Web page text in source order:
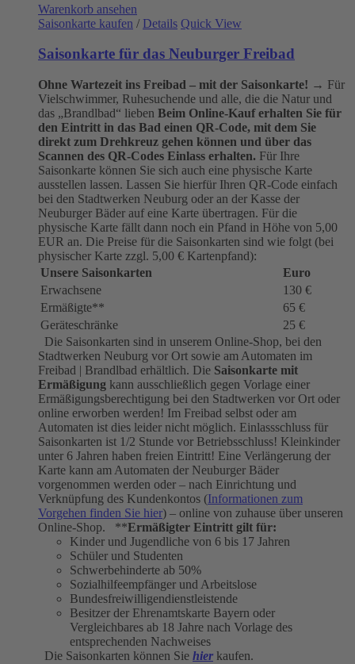
Warenkorb ansehen
Saisonkarte kaufen / Details Quick View
Saisonkarte für das Neuburger Freibad
Ohne Wartezeit ins Freibad – mit der Saisonkarte! → Für
Vielschwimmer, Ruhesuchende und alle, die die Natur und
das „Brandlbad“ lieben Beim Online-Kauf erhalten Sie für
den Eintritt in das Bad einen QR-Code, mit dem Sie
direkt zum Drehkreuz gehen können und über das
Scannen des QR-Codes Einlass erhalten. Für Ihre
Saisonkarte können Sie sich auch eine physische Karte
ausstellen lassen. Lassen Sie hierfür Ihren QR-Code einfach
bei den Stadtwerken Neuburg oder an der Kasse der
Neuburger Bäder auf eine Karte übertragen. Für die
physische Karte fällt dann noch ein Pfand in Höhe von 5,00
EUR an. Die Preise für die Saisonkarten sind wie folgt (bei
physischer Karte zzgl. 5,00 € Kartenpfand):
Unsere Saisonkarten
Euro
Erwachsene
130 €
Ermäßigte**
65 €
Geräteschränke
25 €
Die Saisonkarten sind in unserem Online-Shop, bei den
Stadtwerken Neuburg vor Ort sowie am Automaten im
Freibad | Brandlbad erhältlich. Die Saisonkarte mit
Ermäßigung kann ausschließlich gegen Vorlage einer
Ermäßigungsberechtigung bei den Stadtwerken vor Ort oder
online erworben werden! Im Freibad selbst oder am
Automaten ist dies leider nicht möglich. Einlassschluss für
Saisonkarten ist 1/2 Stunde vor Betriebsschluss! Kleinkinder
unter 6 Jahren haben freien Eintritt! Eine Verlängerung der
Karte kann am Automaten der Neuburger Bäder
vorgenommen werden oder – nach Einrichtung und
Verknüpfung des Kundenkontos (Informationen zum
Vorgehen finden Sie hier) – online von zuhause über unseren
Online-Shop. **Ermäßigter Eintritt gilt für:
Kinder und Jugendliche von 6 bis 17 Jahren
Schüler und Studenten
Schwerbehinderte ab 50%
Sozialhilfeempfänger und Arbeitslose
Bundesfreiwilligendienstleistende
Besitzer der Ehrenamtskarte Bayern oder
Vergleichbares ab 18 Jahre nach Vorlage des
entsprechenden Nachweises
Die Saisonkarten können Sie hier kaufen.